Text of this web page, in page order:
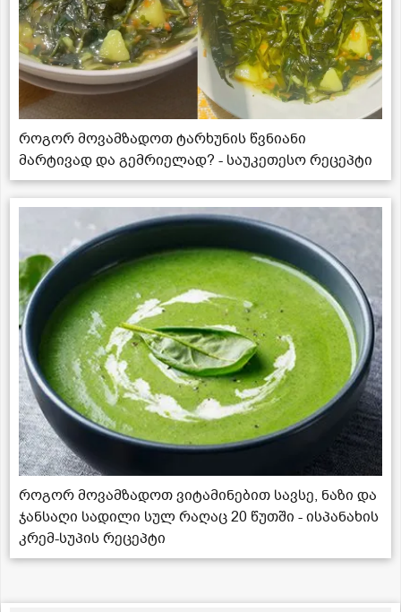
როგორ მოვამზადოთ ტარხუნის წვნიანი
მარტივად და გემრიელად? - საუკეთესო რეცეპტი
როგორ მოვამზადოთ ვიტამინებით სავსე, ნაზი და
ჯანსაღი სადილი სულ რაღაც 20 წუთში - ისპანახის
კრემ-სუპის რეცეპტი